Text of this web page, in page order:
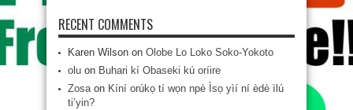
RECENT COMMENTS
Karen Wilson on Olobe Lo Loko Soko-Yokoto
olu on Buhari kí Obaseki kú oríire
Zosaon Kíní orúkọ tí wọn npè Ìsọ yìí ní èdè ìlú
ti’yin?